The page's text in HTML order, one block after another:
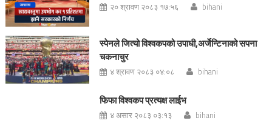
२० श्रावण २०८३ १७:५६ bihani
स्पेनले जित्यो विश्वकपको उपाधी,अर्जेन्टिनाको सपना
चकनाचुर
४ श्रावण २०८३ ०४:०८ bihani
फिफा विश्वकप प्रत्यक्ष लाईभ
४ असार २०८३ ०३:१३ bihani